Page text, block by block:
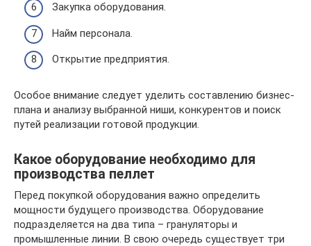
Закупка оборудования.
Найм персонала.
Открытие предприятия.
Особое внимание следует уделить составлению бизнес-
плана и анализу выбранной ниши, конкурентов и поиск
путей реализации готовой продукции.
Какое оборудование необходимо для
производства пеллет
Перед покупкой оборудования важно определить
мощности будущего производства. Оборудование
подразделяется на два типа – грануляторы и
промышленные линии. В свою очередь существует три